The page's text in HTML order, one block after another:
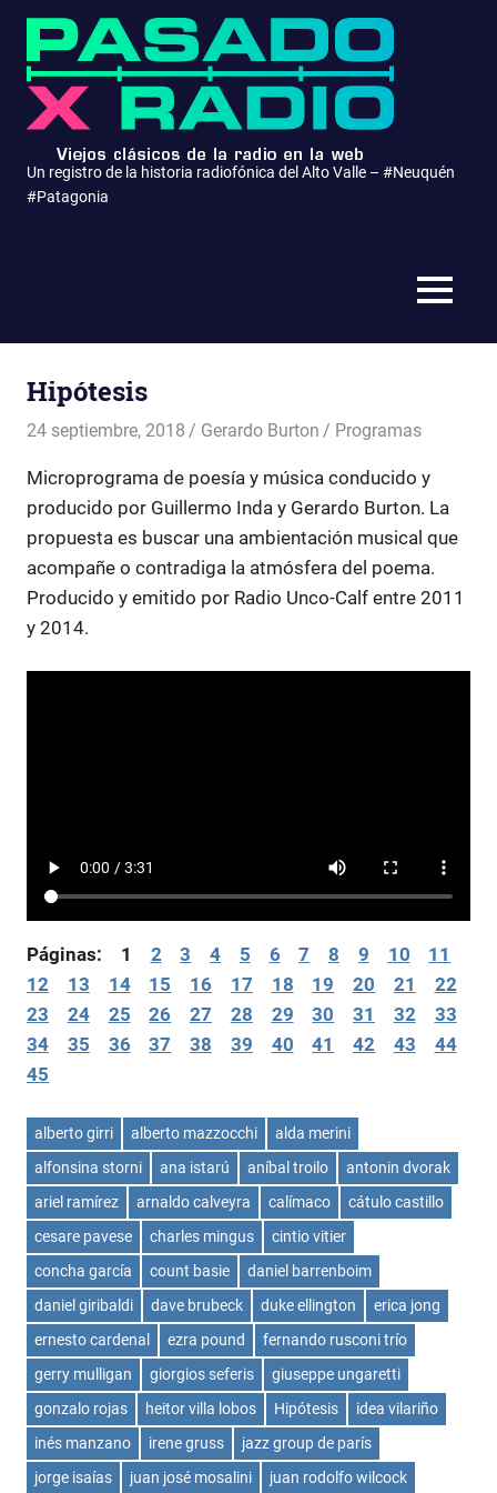
Saltar
contenido
Un registro de la historia radiofónica del Alto Valle – #Neuquén
#Patagonia
MENÚ
Hipótesis
24 septiembre, 2018 Gerardo Burton Programas
Microprograma de poesía y música conducido y
producido por Guillermo Inda y Gerardo Burton. La
propuesta es buscar una ambientación musical que
acompañe o contradiga la atmósfera del poema.
Producido y emitido por Radio Unco-Calf entre 2011
y 2014.
Páginas: 1 2 3 4 5 6 7 8 9 10
11
12
13 14 15 16 17 18 19 20 21
22
23
24 25 26 27 28 29 30 31 32
33
34
35 36 37 38 39 40 41 42 43
44
45
alberto girri alberto mazzocchi
alda merini
alfonsina storni
ana istarú aníbal troilo
antonin dvorak
ariel ramírez
arnaldo calveyra calímaco
cátulo castillo
cesare pavese
charles mingus
cintio vitier
concha garcía
count basie
daniel barrenboim
daniel giribaldi
dave brubeck duke ellington
erica jong
ernesto cardenal
ezra pound
fernando rusconi trío
gerry mulligan
giorgios seferis
giuseppe ungaretti
gonzalo rojas
heitor villa lobos Hipótesis
idea vilariño
inés manzano
irene gruss
jazz group de parís
jorge isaías
juan josé mosalini
juan rodolfo wilcock